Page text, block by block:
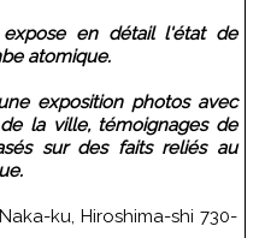
en détail l'état de
atomique.
exposition photos avec
la ville, témoignages de
sur des faits reliés au
ku, Hiroshima-shi 730-